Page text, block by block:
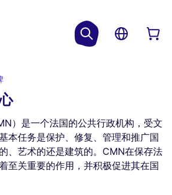
）是一个法国的公共行政机构，受文
本任务是保护、修复、管理和推广国
、艺术的还是建筑的。CMN在保存法
至关重要的作用，并积极促进其在国